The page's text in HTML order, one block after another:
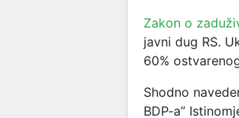
Zakon o
javni dug RS.
60%
Shodno
BDP-a”